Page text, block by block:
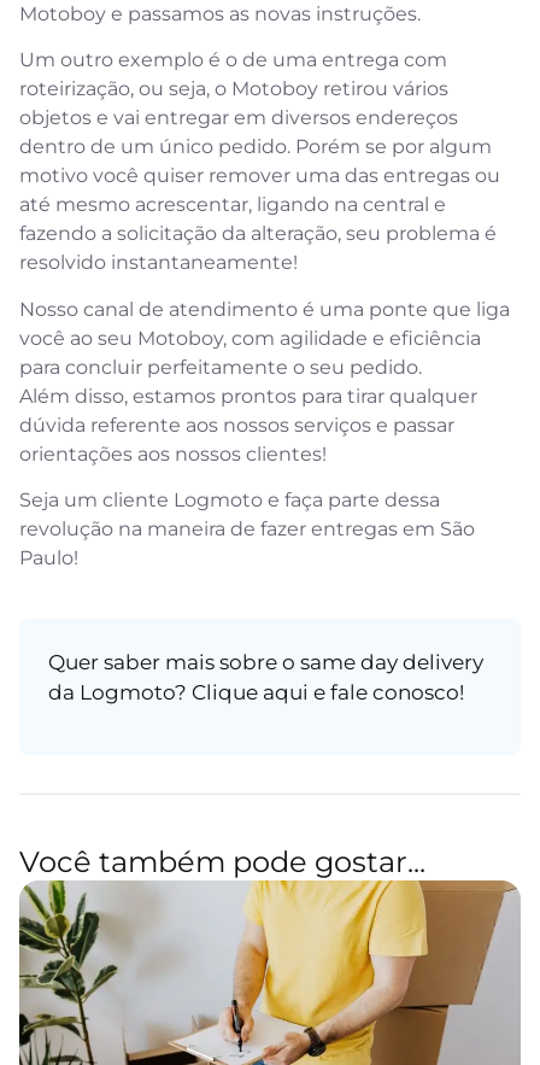
Motoboy e passamos as novas instruções.
Um outro exemplo é o de uma entrega com
roteirização, ou seja, o Motoboy retirou vários
objetos e vai entregar em diversos endereços
dentro de um único pedido. Porém se por algum
motivo você quiser remover uma das entregas ou
até mesmo acrescentar, ligando na central e
fazendo a solicitação da alteração, seu problema é
resolvido instantaneamente!
Nosso canal de atendimento é uma ponte que liga
você ao seu Motoboy, com agilidade e eficiência
para concluir perfeitamente o seu pedido.
Além disso, estamos prontos para tirar qualquer
dúvida referente aos nossos serviços e passar
orientações aos nossos clientes!
Seja um cliente Logmoto e faça parte dessa
revolução na maneira de fazer entregas em São
Paulo!
Quer saber mais sobre o same day delivery
da Logmoto? Clique aqui e fale conosco!
Você também pode gostar...